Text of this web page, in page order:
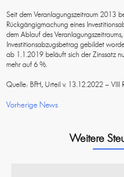
Seit dem Veranlagungszeitraum 2013
Rückgängigmachung eines
dem Ablauf des
Investitionsabzugsbetrag gebildet
ab 1.1.2019 beläuft sich der Zinssatz
mehr auf 6 %.
Quelle: BFH, Urteil v. 13.12.2022 –
Vorherige News
Weitere